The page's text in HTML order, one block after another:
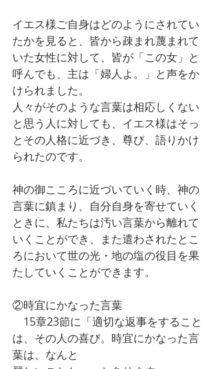
イエス様ご自身はどのようにされてい
たかを見ると、皆から疎まれ蔑まれて
いた女性に対して、皆が「この女」と
呼んでも、主は「婦人よ。」と声をか
けられました。
人々がそのような言葉は相応しくない
と思う人に対しても、イエス様はそっ
とその人格に近づき、尊び、語りかけ
られたのです。
神の御こころに近づいていく時、神の
言葉に鎮まり、自分自身を寄せていく
ときに、私たちは汚い言葉から離れて
いくことができ、また遣わされたとこ
ろにおいて世の光・地の塩の役目を果
たしていくことができます。
②時宜にかなった言葉
15章23節に「適切な返事をすること
は、その人の喜び。時宜にかなった言
葉は、なんと